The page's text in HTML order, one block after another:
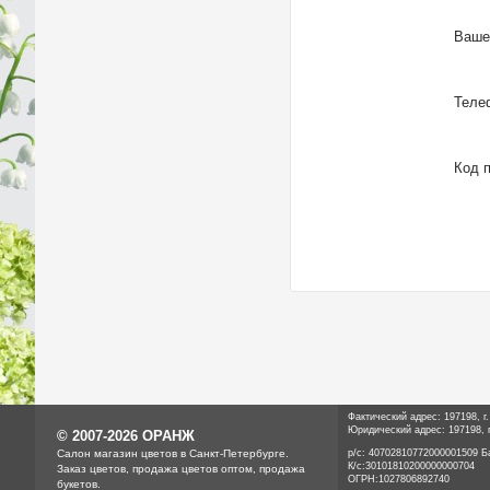
Код
© 2007-2026 ОРАНЖ
Cалон магазин цветов в Санкт-Петербурге.
Заказ цветов, продажа цветов оптом, продажа
букетов.
Фактический адрес: 197198,
Юридический адрес: 197198,
р/с: 40702810772000001509
К/с:30101810200000000704
ОГРН:1027806892740